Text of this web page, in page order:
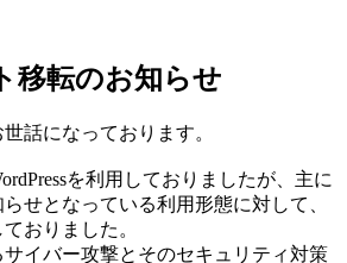
移転のお知らせ
話になっております。
を利用しておりましたが、主に
せとなっている利用形態に対して、
おりました。
イバー攻撃とそのセキュリティ対策